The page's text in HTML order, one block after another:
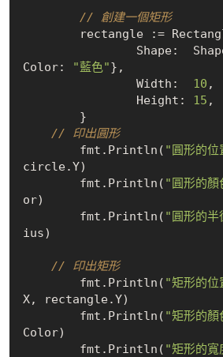
// 創建一個矩形
Shape:
Color:
"藍色"},
		Width:
10 ,
		Height:
15 ,
// 印出圓形
	fmt.Println(
"圓形的
circle.Y)
	fmt.Println(
"圓形的
or)
	fmt.Println(
"圓形的
ius)
// 印出矩形
	fmt.Println(
"矩形的
X, rectangle.Y)
	fmt.Println(
"矩形的
Color)
	fmt.Println(
"矩形的